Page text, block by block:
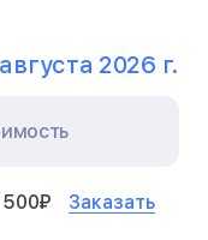
2026 г.
500₽ Заказать